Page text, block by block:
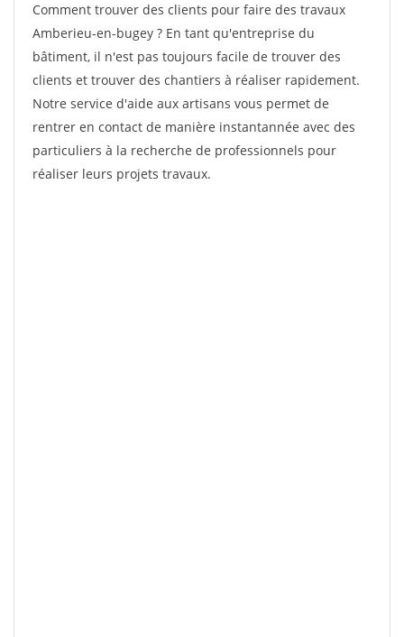
Comment trouver des clients pour faire des travaux
Amberieu-en-bugey ? En tant qu'entreprise du
bâtiment, il n'est pas toujours facile de trouver des
clients et trouver des chantiers à réaliser rapidement.
Notre service d'aide aux artisans vous permet de
rentrer en contact de manière instantannée avec des
particuliers à la recherche de professionnels pour
réaliser leurs projets travaux.